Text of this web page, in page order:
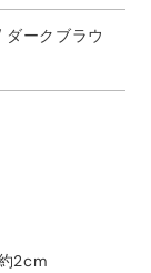
ークブラウ
2cm